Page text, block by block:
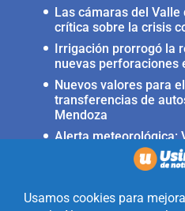
Las cámaras del Valle
crítica sobre la crisis
Irrigación prorrogó la
nuevas perforaciones
Nuevos valores para
transferencias de
Mendoza
Alerta meteorológica:
condiciones en alta
Fuerte terremoto muy